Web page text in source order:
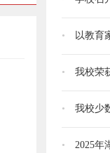
• 以教育
• 我校荣
• 我校少
• 2025年